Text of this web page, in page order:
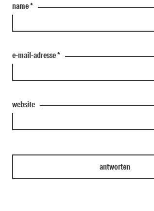
name*
e-mail-adresse*
website